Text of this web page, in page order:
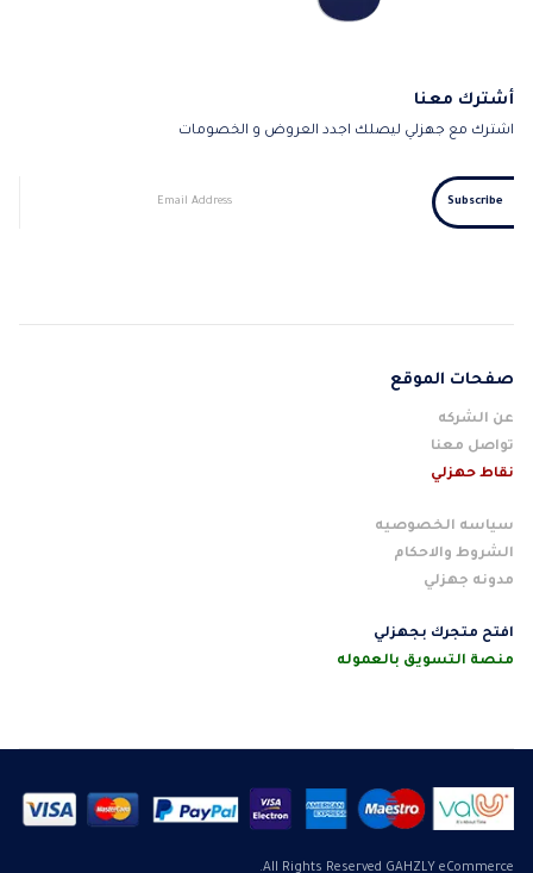
أشترك معنا
اشترك مع جهزلي ليصلك اجدد العروض و الخصومات
صفحات الموقع
عن الشركه
تواصل معنا
نقاط حهزلي
سياسه الخصوصيه
الشروط والاحكام
مدونه جهزلي
افتح متجرك بجهزلي
منصة التسويق بالعموله
All Rights Reserved GAHZLY eCommerce.